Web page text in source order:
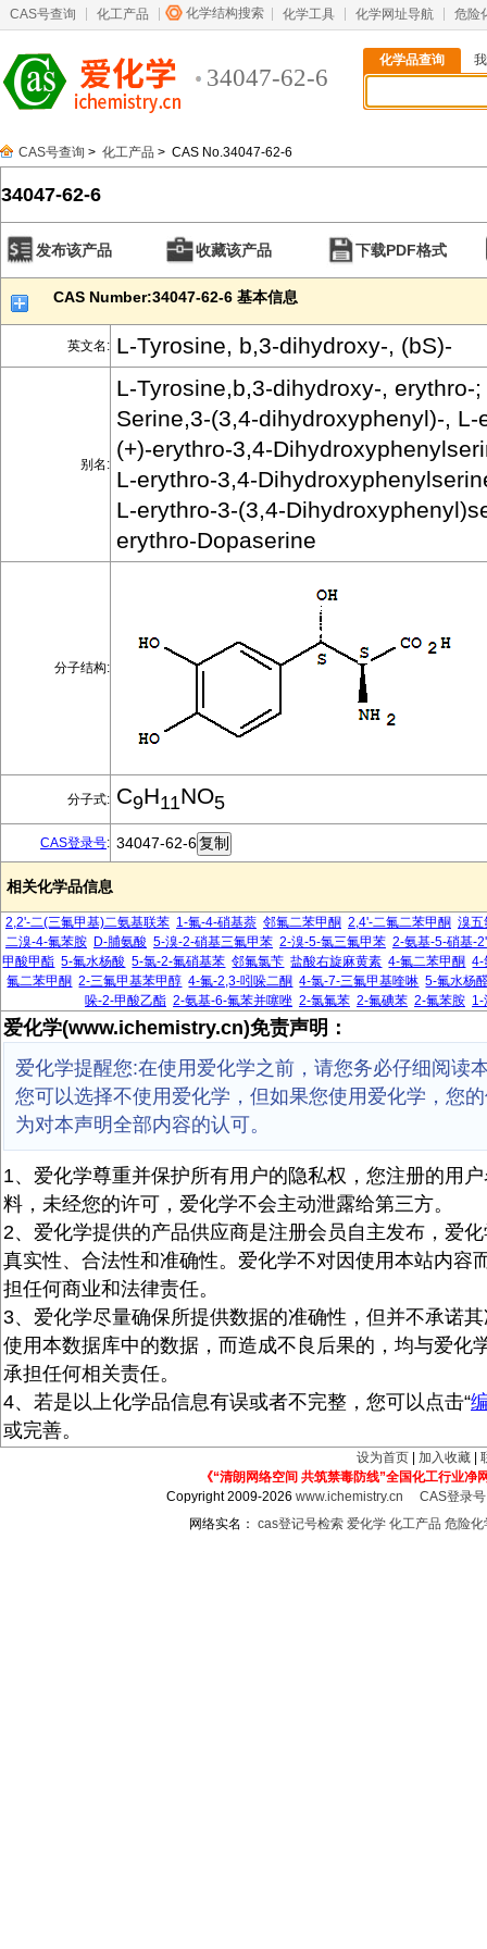
CAS号查询 化工产品 化学结构搜索 化学工具 化学网址导航 危险
34047-62-6
化学品查询
CAS号查询 > 化工产品 > CAS No.34047-62-6
34047-62-6
发布该产品 收藏该产品 下载PDF格式
CAS Number:34047-62-6 基本信息
英文名: L-Tyrosine, b,3-dihydroxy-, (bS)-
别名:
L-Tyrosine,b,3-dihydroxy-, erythro-;
Serine,3-(3,4-dihydroxyphenyl)-, L-
(+)-erythro-3,4-
L-erythro-3,4-
L-erythro-3-(3,4-
erythro-Dopaserine
分子结构:
分子式: C9H11NO5
CAS登录号: 34047-62-6
相关化学品信息
2,2'-二(三氟甲基)二氨基联苯 1-氟-4-硝基萘 邻氟二苯甲酮 2,4'-二氟二苯甲酮 溴五
二溴-4-氟苯胺 D-脯氨酸 5-溴-2-硝基三氟甲苯 2-溴-5-氯三氟甲苯 2-氨基-5-硝基-
甲酸甲酯 5-氟水杨酸 5-氯-2-氟硝基苯 邻氟氯苄 盐酸右旋麻黄素 4-氟二苯甲酮 4-
氟二苯甲酮 2-三氟甲基苯甲醇 4-氟-2,3-吲哚二酮 4-氯-7-三氟甲基喹啉 5-氟水杨
哚-2-甲酸乙酯 2-氨基-6-氟苯并噻唑 2-氯氟苯 2-氟碘苯 2-氟苯胺 1-
爱化学(www.ichemistry.cn)免责声明：
爱化学提醒您:在使用爱化学之前，请您务必仔细阅读
您可以选择不使用爱化学，但如果您使用爱化学，您
为对本声明全部内容的认可。
1、爱化学尊重并保护所有用户的隐私权，您注册的用
料，未经您的许可，爱化学不会主动泄露给第三方。
2、爱化学提供的产品供应商是注册会员自主发布，爱
真实性、合法性和准确性。爱化学不对因使用本站内容
担任何商业和法律责任。
3、爱化学尽量确保所提供数据的准确性，但并不承诺
使用本数据库中的数据，而造成不良后果的，均与爱化
承担任何相关责任。
4、若是以上化学品信息有误或者不完整，您可以点击“
或完善。
设为首页 加入收藏
《“清朗网络空间 共筑禁毒防线”全国化工行业净
Copyright 2009-2026www.ichemistry.cn
CAS登录
网络实名： cas登记号检索 爱化学 化工产品 危险化